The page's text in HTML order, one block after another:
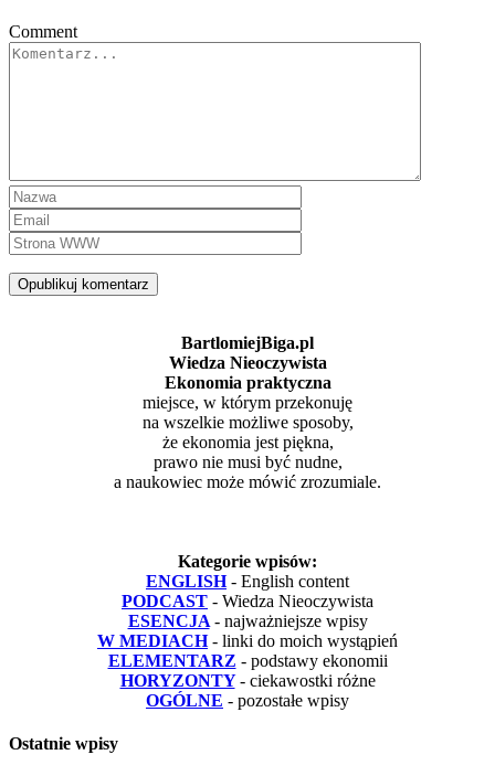
Comment
BartlomiejBiga.pl
Wiedza Nieoczywista
Ekonomia praktyczna
miejsce, w którym przekonuję
na wszelkie możliwe sposoby,
że ekonomia jest piękna,
prawo nie musi być nudne,
a naukowiec może mówić zrozumiale.
Kategorie wpisów:
ENGLISH - English content
PODCAST - Wiedza Nieoczywista
ESENCJA - najważniejsze wpisy
W MEDIACH - linki do moich wystąpień
ELEMENTARZ - podstawy ekonomii
HORYZONTY - ciekawostki różne
OGÓLNE - pozostałe wpisy
Ostatnie wpisy